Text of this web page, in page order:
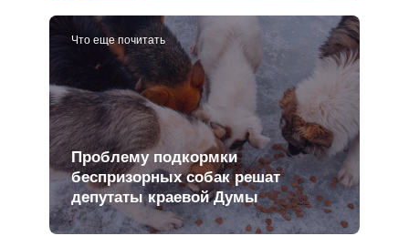
Что еще почитать
Проблему подкормки
беспризорных собак решат
депутаты краевой Думы